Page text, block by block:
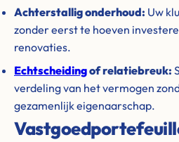
Achterstallig onderhoud: Uw
zonder eerst te hoeven
renovaties.
Echtscheidingof relatiebreuk:
verdeling van het vermogen
gezamenlijk eigenaarschap.